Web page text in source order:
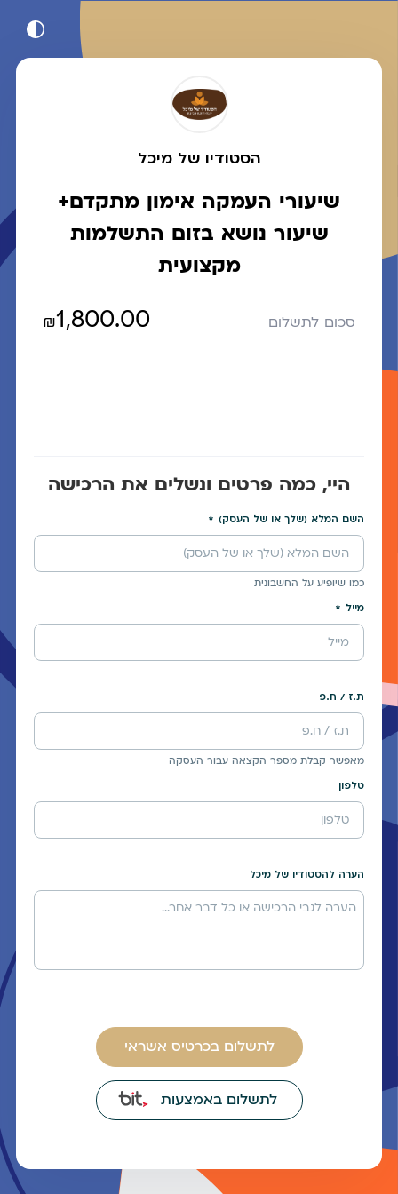
הסטודיו של מיכל
שיעורי העמקה אימון מתקדם+
שיעור נושא בזום התשלמות
מקצועית
סכום לתשלום ₪1,800.00
היי, כמה פרטים ונשלים את הרכישה
השם המלא (שלך או של העסק)
כמו שיופיע על החשבונית
מייל
ת.ז / ח.פ
מאפשר קבלת מספר הקצאה עבור העסקה
טלפון
הערה להסטודיו של מיכל
לתשלום בכרטיס אשראי
לתשלום באמצעות